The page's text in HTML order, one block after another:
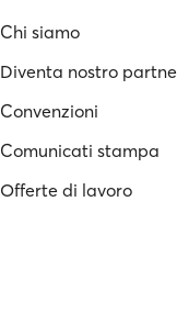
Chi siamo
Diventa nostro
Convenzioni
Comunicati stampa
Offerte di lavoro